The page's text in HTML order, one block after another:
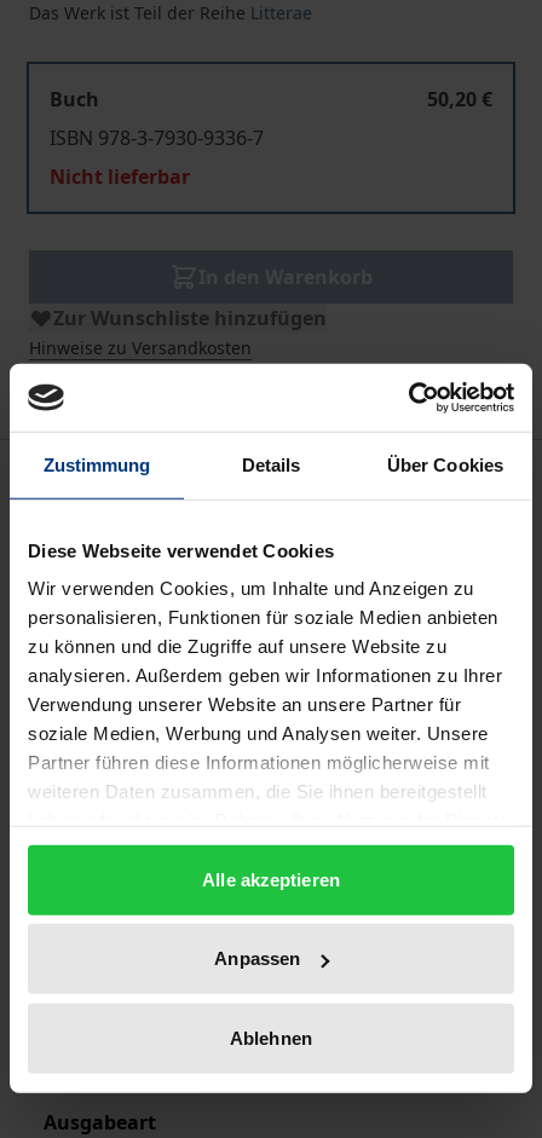
Zustimmung Details Über Cookies
Diese Webseite verwendet Cookies
Wir verwenden Cookies, um Inhalte und Anzeigen zu
personalisieren, Funktionen für soziale Medien anbieten
zu können und die Zugriffe auf unsere Website zu
analysieren. Außerdem geben wir Informationen zu Ihrer
Verwendung unserer Website an unsere Partner für
soziale Medien, Werbung und Analysen weiter. Unsere
Partner führen diese Informationen möglicherweise mit
weiteren Daten zusammen, die Sie ihnen bereitgestellt
gesammelt haben.
Alle akzeptieren
Anpassen
Ablehnen
Das Werk ist Teil der Reihe Litterae
Buch
50,20 €
ISBN 978-3-7930-9336-7
Nicht lieferbar
Zur Wunschliste hinzufügen
Hinweise zu Versandkosten
Bibliografische Angaben
Auflage
1
ISBN
978-3-7930-9336-7
Untertitel
Paradigmen und Aporien ihrer Inszenierung in
Goethes 'Wahlverwandtschaften'
Erscheinungsdatum
Ausgabeart